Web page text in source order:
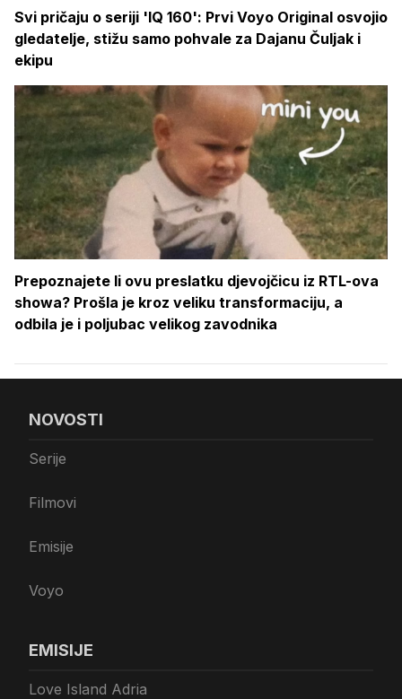
Svi pričaju o seriji 'IQ 160': Prvi Voyo Original osvojio
gledatelje, stižu samo pohvale za Dajanu Čuljak i
ekipu
Prepoznajete li ovu preslatku djevojčicu iz RTL-ova
showa? Prošla je kroz veliku transformaciju, a
odbila je i poljubac velikog zavodnika
NOVOSTI
Serije
Filmovi
Emisije
Voyo
EMISIJE
Love Island Adria